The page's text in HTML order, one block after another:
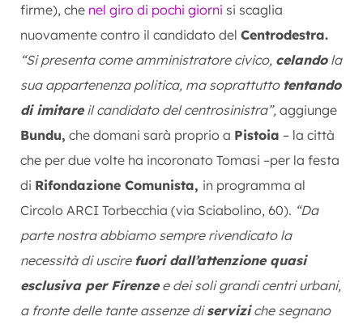
firme), che nel giro di pochi giorni si scaglia
nuovamente contro il candidato del Centrodestra.
“Si presenta come amministratore civico, celandola
sua appartenenza politica, ma soprattutto tentando
di imitareil candidato del centrosinistra”, aggiunge
Bundu, che domani sarà proprio a Pistoia – la città
che per due volte ha incoronato Tomasi –per la festa
di Rifondazione Comunista, in programma al
Circolo ARCI Torbecchia (via Sciabolino, 60). “Da
parte nostra abbiamo sempre rivendicato la
necessità di uscire fuori dall’attenzione quasi
esclusiva per Firenzee dei soli grandi centri urbani,
a fronte delle tante assenze diserviziche segnano